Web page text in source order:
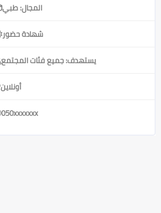
المجال: طبي
شهادة حضور
يستهدف: جميع فئات المجتمع
أونلاين
050xxxxxxx
Kingdom of Saudi